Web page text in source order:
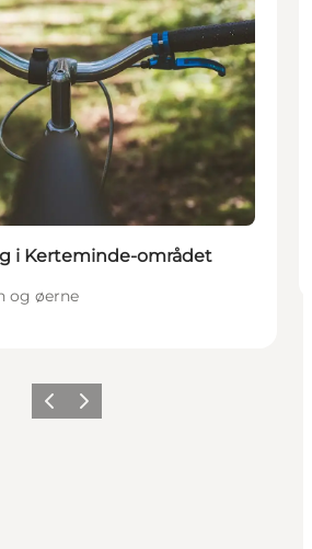
i Kerteminde-området
og øerne
ForrigeNæste